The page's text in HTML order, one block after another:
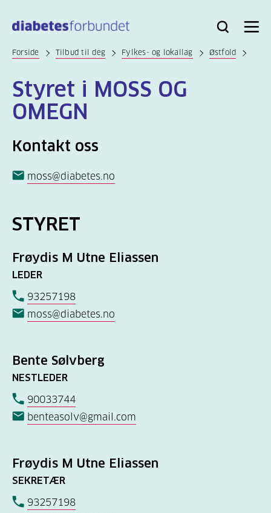
hovedinnhold
Bli
Logg
Søk Meny
Forside Tilbud til deg Fylkes- og lokallag Østfold
Styret i MOSS OG
OMEGN
Kontakt oss
moss@diabetes.no
STYRET
Frøydis M Utne Eliassen
LEDER
93257198
moss@diabetes.no
Bente Sølvberg
NESTLEDER
90033744
benteasolv@gmail.com
Frøydis M Utne Eliassen
SEKRETÆR
93257198